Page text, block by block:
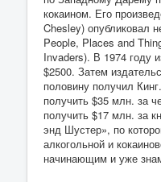
кокаином. Его
Chesley) опубликовал
People, Places and
Invaders). В 1974 году
$2500. Затем
половину получил
получить $35 млн. за
получить $17 млн. за
энд Шустер», по
алкогольной и
начинающим и уже